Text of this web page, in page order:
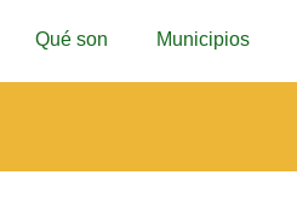
Qué son Municipios